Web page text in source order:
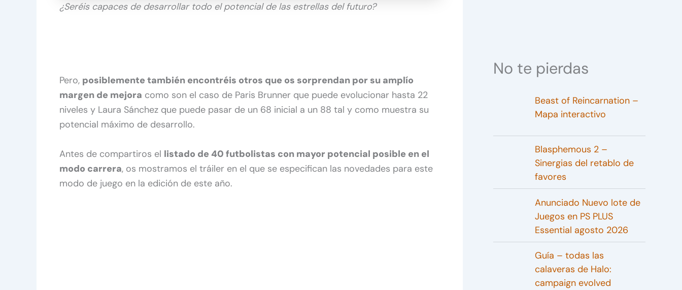
¿Seréis capaces de desarrollar todo el potencial de las estrellas del futuro?
Pero, posiblemente también encontréis otros que os sorprendan por su amplío
margen de mejora como son el caso de Paris Brunner que puede evolucionar hasta 22
niveles y Laura Sánchez que puede pasar de un 68 inicial a un 88 tal y como muestra su
potencial máximo de desarrollo.
Antes de compartiros el listado de 40 futbolistas con mayor potencial posible en el
modo carrera, os mostramos el tráiler en el que se especifican las novedades para este
modo de juego en la edición de este año.
No te pierdas
Beast of Reincarnation –
Mapa interactivo
Blasphemous 2 –
Sinergias del retablo de
favores
Anunciado Nuevo lote de
Juegos en PS PLUS
Essential agosto 2026
Guía – todas las
calaveras de Halo:
campaign evolved